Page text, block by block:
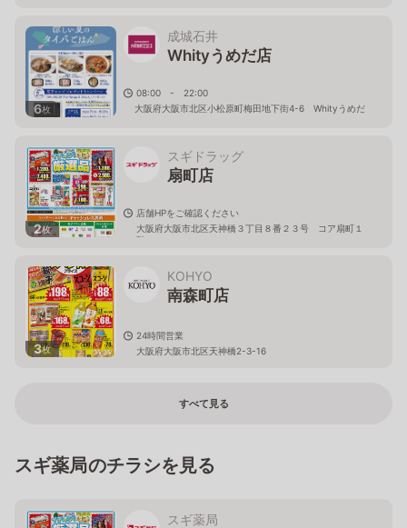
6枚
成城石井
Whityうめだ店
08:00 - 22:00
大阪府大阪市北区小松原町梅田地下街4-6 Whityうめだ
2枚
スギドラッグ
扇町店
店舗HPをご確認ください
大阪府大阪市北区天神橋３丁目８番２３号 コア扇町１
階
3枚
KOHYO
南森町店
24時間営業
大阪府大阪市北区天神橋2-3-16
すべて見る
スギ薬局のチラシを見る
スギ薬局